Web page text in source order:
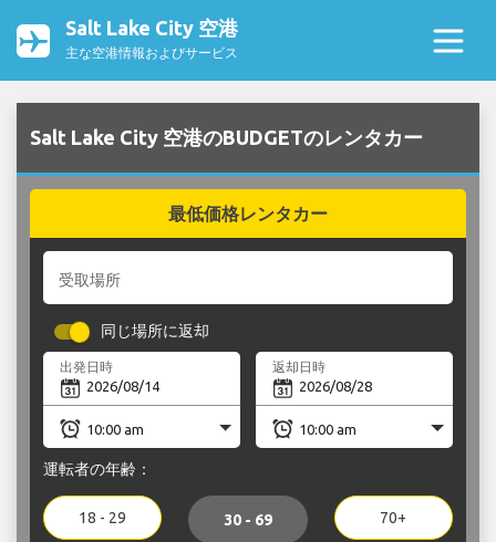
Salt Lake City 空港
主な空港情報およびサービス
Salt Lake City 空港のBUDGETのレンタカー
最低価格レンタカー
受取場所
同じ場所に返却
出発日時 返却日時
運転者の年齢：
18 - 29 30 - 69 70+